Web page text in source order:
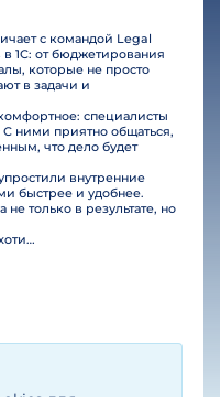
с командой Legal
1С: от бюджетирования
которые не просто
в задачи и
специалисты
ними приятно общаться,
что дело будет
внутренние
быстрее и удобнее.
только в результате, но
От всей команды «Агропромшины» хотим поблагодарить специалистов Legal Bridge за отличную работу и человеческое отношение.…